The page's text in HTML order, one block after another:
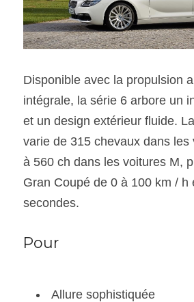
Disponible avec la propulsion
intégrale, la série 6 arbore un
et un design extérieur fluide.
varie de 315 chevaux dans les
à 560 ch dans les voitures M,
Gran Coupé de 0 à 100 km / h
secondes.
Pour
Allure sophistiquée